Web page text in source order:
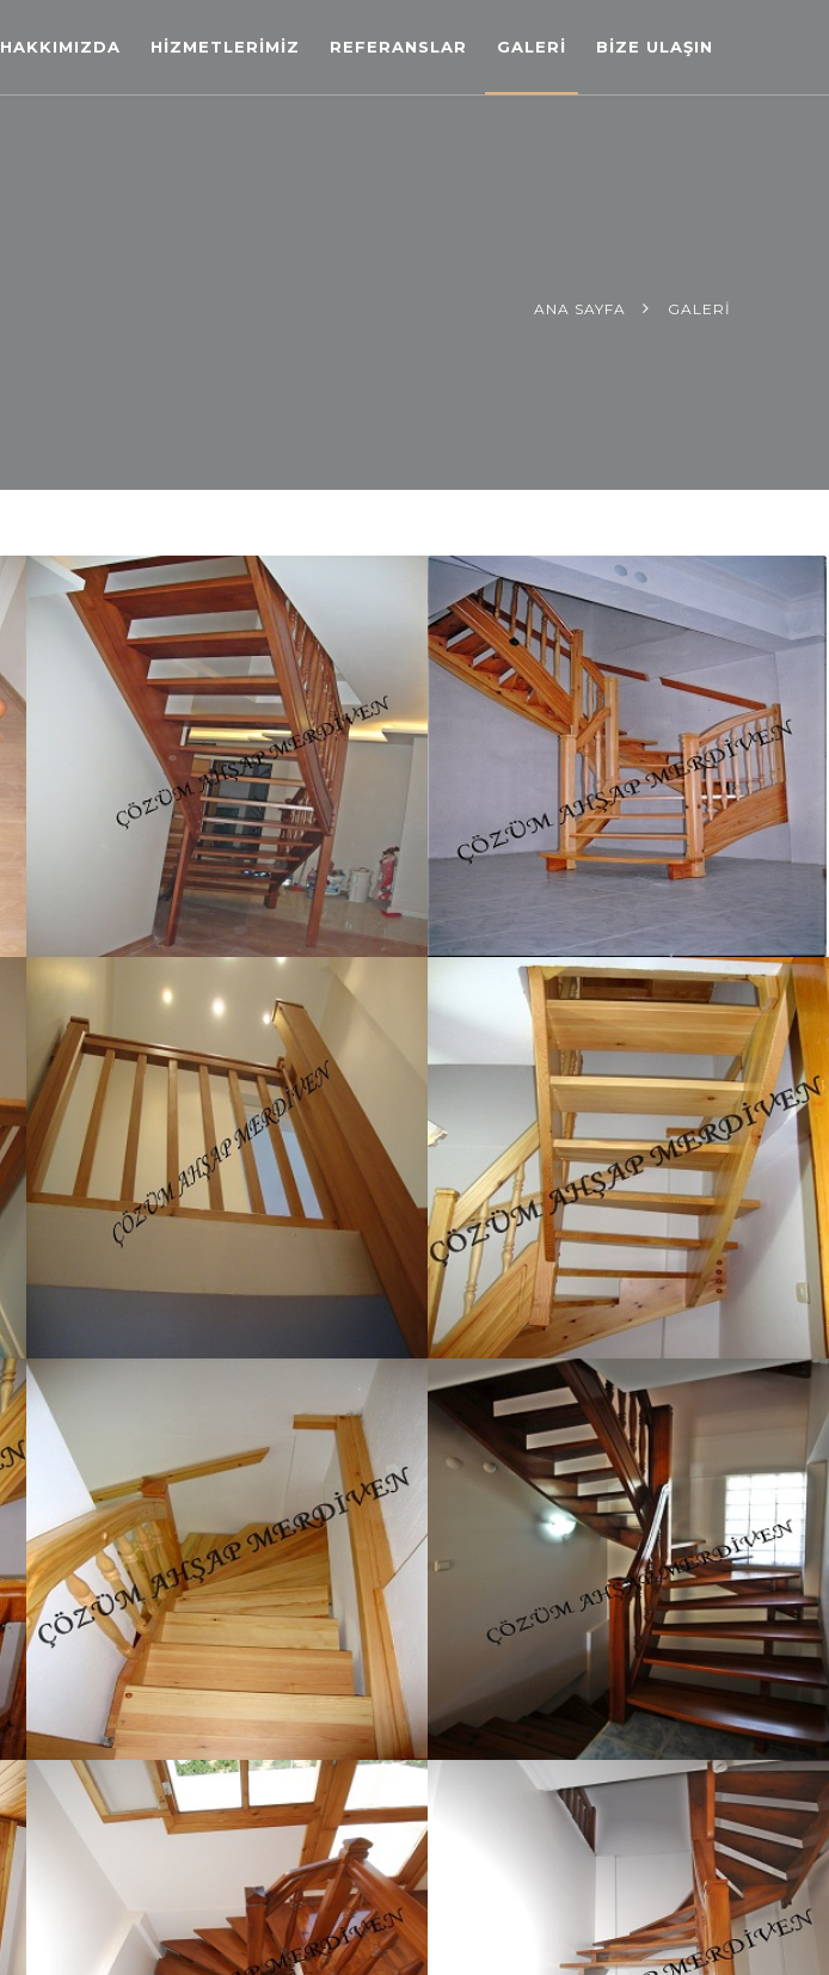
HAKKIMIZDA HİZMETLERİMİZ REFERANSLAR GALERİ BİZE ULAŞIN
ANA SAYFA GALERİ